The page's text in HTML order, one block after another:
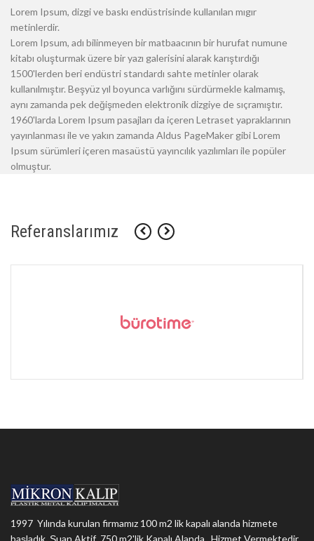
Lorem Ipsum, dizgi ve baskı endüstrisinde kullanılan mıgır
metinlerdir.
Lorem Ipsum, adı bilinmeyen bir matbaacının bir hurufat numune
kitabı oluşturmak üzere bir yazı galerisini alarak karıştırdığı
1500'lerden beri endüstri standardı sahte metinler olarak
kullanılmıştır. Beşyüz yıl boyunca varlığını sürdürmekle kalmamış,
aynı zamanda pek değişmeden elektronik dizgiye de sıçramıştır.
1960'larda Lorem Ipsum pasajları da içeren Letraset yapraklarının
yayınlanması ile ve yakın zamanda Aldus PageMaker gibi Lorem
Ipsum sürümleri içeren masaüstü yayıncılık yazılımları ile popüler
olmuştur.
Referanslarımız
1997 Yılında kurulan firmamız 100 m2 lik kapalı alanda hizmete